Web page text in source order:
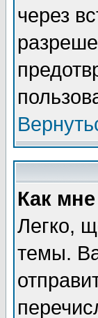
через
Как
Легко,
темы.